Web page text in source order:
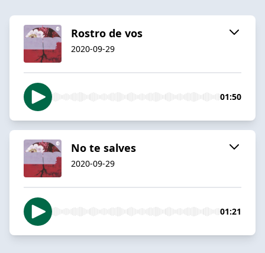
Rostro de vos
2020-09-29
01:50
No te salves
2020-09-29
01:21